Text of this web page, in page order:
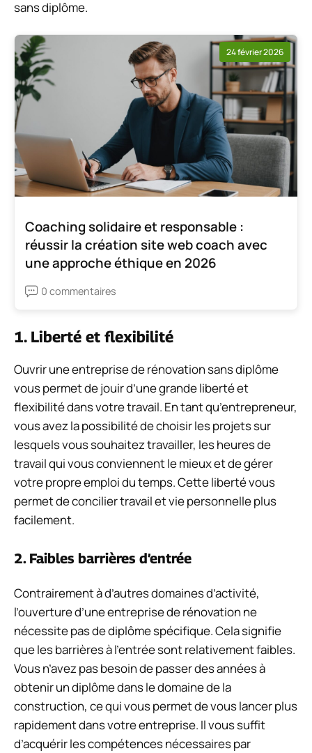
sans diplôme.
24 février 2026
Coaching solidaire et responsable :
réussir la création site web coach avec
une approche éthique en 2026
0 commentaires
1. Liberté et flexibilité
Ouvrir une entreprise de rénovation sans diplôme
vous permet de jouir d’une grande liberté et
flexibilité dans votre travail. En tant qu’entrepreneur,
vous avez la possibilité de choisir les projets sur
lesquels vous souhaitez travailler, les heures de
travail qui vous conviennent le mieux et de gérer
votre propre emploi du temps. Cette liberté vous
permet de concilier travail et vie personnelle plus
facilement.
2. Faibles barrières d’entrée
Contrairement à d’autres domaines d’activité,
l’ouverture d’une entreprise de rénovation ne
nécessite pas de diplôme spécifique. Cela signifie
que les barrières à l’entrée sont relativement faibles.
Vous n’avez pas besoin de passer des années à
obtenir un diplôme dans le domaine de la
construction, ce qui vous permet de vous lancer plus
rapidement dans votre entreprise. Il vous suffit
d’acquérir les compétences nécessaires par